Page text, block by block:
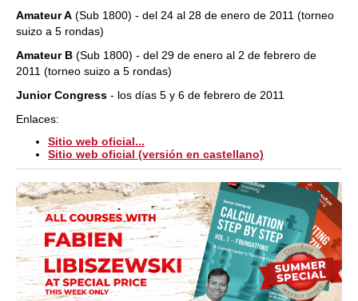
Amateur A (Sub 1800) - del 24 al 28 de enero de 2011 (torneo
suizo a 5 rondas)
Amateur B (Sub 1800) - del 29 de enero al 2 de febrero de
2011 (torneo suizo a 5 rondas)
Junior Congress - los días 5 y 6 de febrero de 2011
Enlaces:
Sitio web oficial...
Sitio web oficial (versión en castellano)